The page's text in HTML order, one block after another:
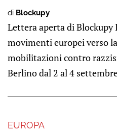
di Blockupy
Lettera aperta di
movimenti europei verso
mobilitazioni contro
Berlino dal 2 al 4
EUROPA